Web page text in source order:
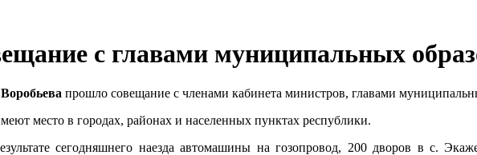
с главами муниципальных
прошло совещание с членами кабинета министров, главами
место в городах, районах и населенных пунктах республики.
сегодняшнего наезда автомашины на гозопровод, 200 дворов в с.